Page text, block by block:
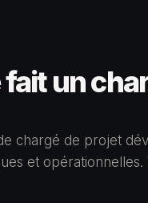
fait un
chargé de projet
et